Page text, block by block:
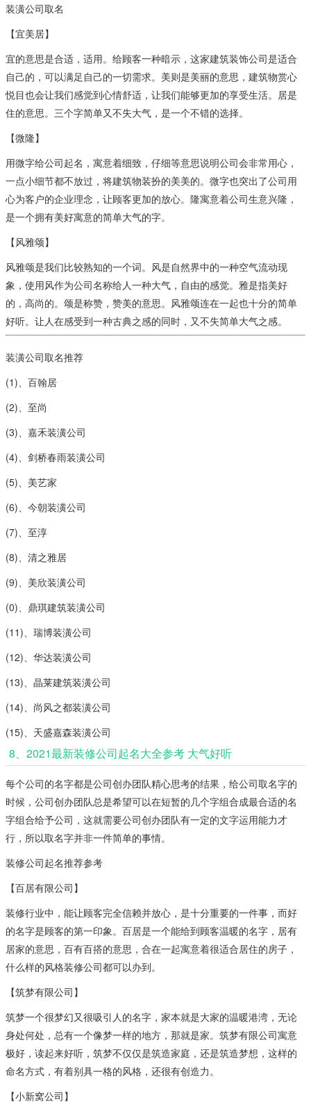
装潢公司取名
【宜美居】
宜的意思是合适，适用。给顾客一种暗示，这家建筑装饰公司是适合
自己的，可以满足自己的一切需求。美则是美丽的意思，建筑物赏心
悦目也会让我们感觉到心情舒适，让我们能够更加的享受生活。居是
住的意思。三个字简单又不失大气，是一个不错的选择。
【微隆】
用微字给公司起名，寓意着细致，仔细等意思说明公司会非常用心，
一点小细节都不放过，将建筑物装扮的美美的。微字也突出了公司用
心为客户的企业理念，让顾客更加的放心。隆寓意着公司生意兴隆，
是一个拥有美好寓意的简单大气的字。
【风雅颂】
风雅颂是我们比较熟知的一个词。风是自然界中的一种空气流动现
象，使用风作为公司名称给人一种大气，自由的感觉。雅是指美好
的，高尚的。颂是称赞，赞美的意思。风雅颂连在一起也十分的简单
好听。让人在感受到一种古典之感的同时，又不失简单大气之感。
装潢公司取名推荐
(1)、百翰居
(2)、至尚
(3)、嘉禾装潢公司
(4)、剑桥春雨装潢公司
(5)、美艺家
(6)、今朝装潢公司
(7)、至淳
(8)、清之雅居
(9)、美欣装潢公司
(0)、鼎琪建筑装潢公司
(11)、瑞博装潢公司
(12)、华达装潢公司
(13)、晶莱建筑装潢公司
(14)、尚风之都装潢公司
(15)、天盛嘉森装潢公司
8、2021最新装修公司起名大全参考 大气好听
每个公司的名字都是公司创办团队精心思考的结果，给公司取名字的
时候，公司创办团队总是希望可以在短暂的几个字组合成最合适的名
字组合给予公司，这就需要公司创办团队有一定的文字运用能力才
行，所以取名字并非一件简单的事情。
装修公司起名推荐参考
【百居有限公司】
装修行业中，能让顾客完全信赖并放心，是十分重要的一件事，而好
的名字是顾客的第一印象。百居是一个能给到顾客温暖的名字，居有
居家的意思，百有百搭的意思，合在一起寓意着很适合居住的房子，
什么样的风格装修公司都可以办到。
【筑梦有限公司】
筑梦一个很梦幻又很吸引人的名字，家本就是大家的温暖港湾，无论
身处何处，总有一个像梦一样的地方，那就是家。筑梦有限公司寓意
极好，读起来好听，筑梦不仅仅是筑造家庭，还是筑造梦想，这样的
命名方式，有着别具一格的风格，还很有创造力。
【小新窝公司】